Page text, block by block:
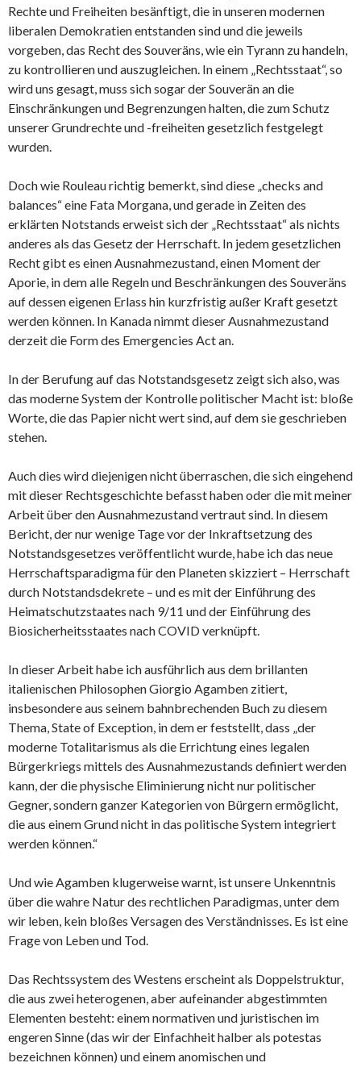
Rechte und Freiheiten besänftigt, die in unseren modernen
liberalen Demokratien entstanden sind und die jeweils
vorgeben, das Recht des Souveräns, wie ein Tyrann zu handeln,
zu kontrollieren und auszugleichen. In einem „Rechtsstaat“, so
wird uns gesagt, muss sich sogar der Souverän an die
Einschränkungen und Begrenzungen halten, die zum Schutz
unserer Grundrechte und -freiheiten gesetzlich festgelegt
wurden.
Doch wie Rouleau richtig bemerkt, sind diese „checks and
balances“ eine Fata Morgana, und gerade in Zeiten des
erklärten Notstands erweist sich der „Rechtsstaat“ als nichts
anderes als das Gesetz der Herrschaft. In jedem gesetzlichen
Recht gibt es einen Ausnahmezustand, einen Moment der
Aporie, in dem alle Regeln und Beschränkungen des Souveräns
auf dessen eigenen Erlass hin kurzfristig außer Kraft gesetzt
werden können. In Kanada nimmt dieser Ausnahmezustand
derzeit die Form des Emergencies Act an.
In der Berufung auf das Notstandsgesetz zeigt sich also, was
das moderne System der Kontrolle politischer Macht ist: bloße
Worte, die das Papier nicht wert sind, auf dem sie geschrieben
stehen.
Auch dies wird diejenigen nicht überraschen, die sich eingehend
mit dieser Rechtsgeschichte befasst haben oder die mit meiner
Arbeit über den Ausnahmezustand vertraut sind. In diesem
Bericht, der nur wenige Tage vor der Inkraftsetzung des
Notstandsgesetzes veröffentlicht wurde, habe ich das neue
Herrschaftsparadigma für den Planeten skizziert – Herrschaft
durch Notstandsdekrete – und es mit der Einführung des
Heimatschutzstaates nach 9/11 und der Einführung des
Biosicherheitsstaates nach COVID verknüpft.
In dieser Arbeit habe ich ausführlich aus dem brillanten
italienischen Philosophen Giorgio Agamben zitiert,
insbesondere aus seinem bahnbrechenden Buch zu diesem
Thema, State of Exception, in dem er feststellt, dass „der
moderne Totalitarismus als die Errichtung eines legalen
Bürgerkriegs mittels des Ausnahmezustands definiert werden
kann, der die physische Eliminierung nicht nur politischer
Gegner, sondern ganzer Kategorien von Bürgern ermöglicht,
die aus einem Grund nicht in das politische System integriert
werden können.“
Und wie Agamben klugerweise warnt, ist unsere Unkenntnis
über die wahre Natur des rechtlichen Paradigmas, unter dem
wir leben, kein bloßes Versagen des Verständnisses. Es ist eine
Frage von Leben und Tod.
Das Rechtssystem des Westens erscheint als Doppelstruktur,
die aus zwei heterogenen, aber aufeinander abgestimmten
Elementen besteht: einem normativen und juristischen im
engeren Sinne (das wir der Einfachheit halber als potestas
bezeichnen können) und einem anomischen und